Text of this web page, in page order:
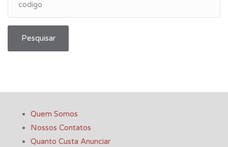
estratégico são raros e não ficam disponíveis por muito
tempo
Pesquisar
Quem Somos
Nossos Contatos
Quanto Custa Anunciar